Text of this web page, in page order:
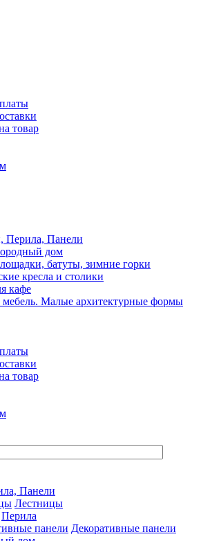
товар
Перила, Панели
дом
батуты, зимние горки
кресла и столики
кафе
мебель. Малые архитектурные формы
товар
Панели
Лестницы
Перила
Декоративные панели